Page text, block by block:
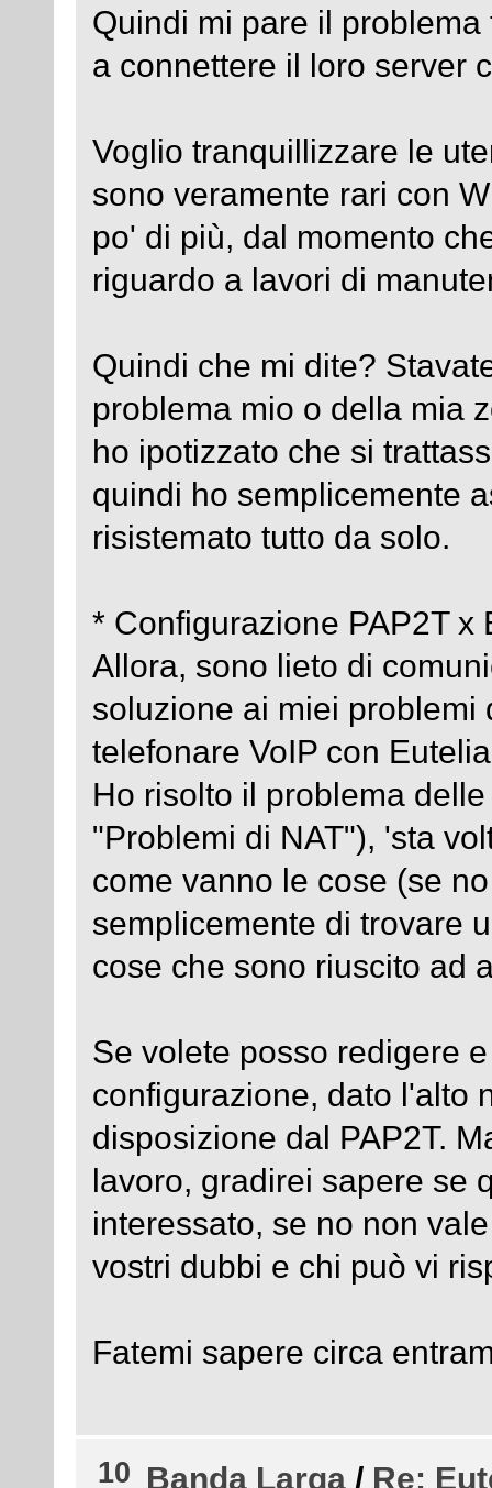
Quindi mi pare il
a connettere il loro server
Voglio tranquillizzare le
sono veramente rari con
po' di più, dal momento
riguardo a lavori di
Quindi che mi dite?
problema mio o della mia
ho ipotizzato che si
quindi ho semplicemente
risistemato tutto da solo.
* Configurazione PAP2T x
Allora, sono lieto di
soluzione ai miei problemi
telefonare VoIP con
Ho risolto il problema
"Problemi di NAT"), 'sta
come vanno le cose (se
semplicemente di trovare
cose che sono riuscito ad
Se volete posso redigere
configurazione, dato l'alto
disposizione dal PAP2T.
lavoro, gradirei sapere se
interessato, se no non
vostri dubbi e chi può vi
Fatemi sapere circa
10 Banda Larga / Re: